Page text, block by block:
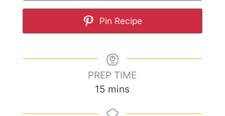
Pin Recipe
PREP TIME
15 mins